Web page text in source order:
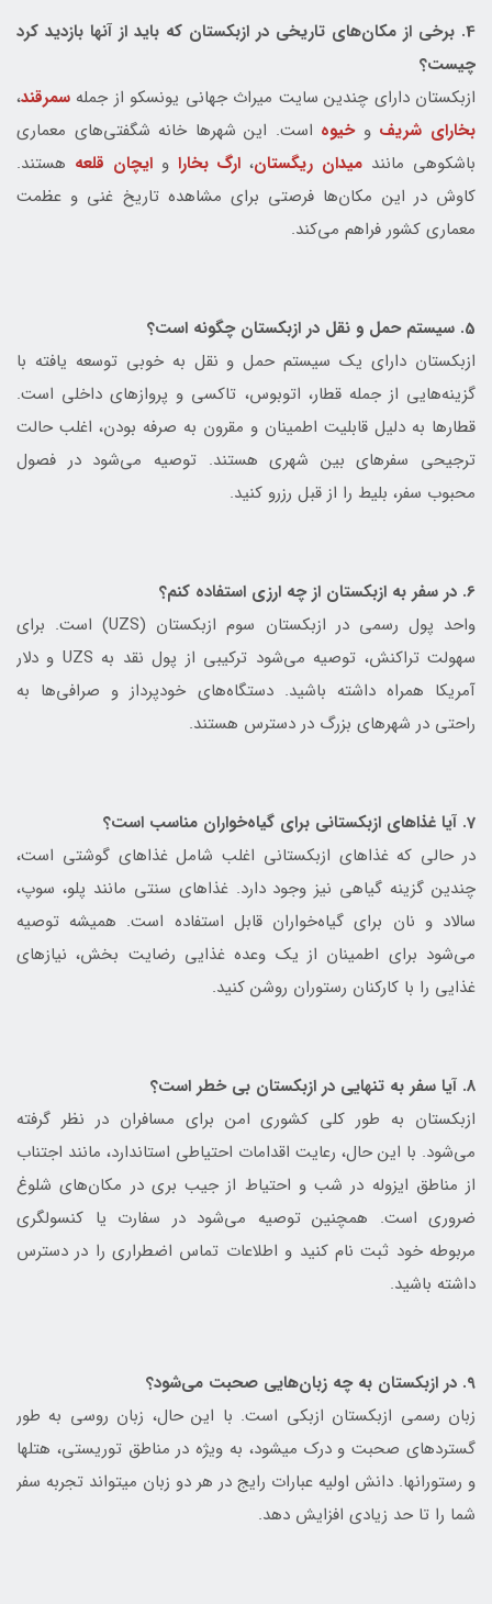
4. برخی از مکان‌های تاریخی در ازبکستان که باید از آنها بازدید کرد
چیست؟
ازبکستان دارای چندین سایت میراث جهانی یونسکو از جمله سمرقند،
بخارای شریف وخیوه است. این شهرها خانه شگفتی‌های معماری
باشکوهی مانند میدان ریگستان، ارگ بخاراوایچان قلعه هستند.
کاوش در این مکان‌ها فرصتی برای مشاهده تاریخ غنی و عظمت
معماری کشور فراهم می‌کند.
5. سیستم حمل و نقل در ازبکستان چگونه است؟
ازبکستان دارای یک سیستم حمل و نقل به خوبی توسعه یافته با
گزینه‌هایی از جمله قطار، اتوبوس، تاکسی و پروازهای داخلی است.
قطارها به دلیل قابلیت اطمینان و مقرون به صرفه بودن، اغلب حالت
ترجیحی سفرهای بین شهری هستند. توصیه می‌شود در فصول
محبوب سفر، بلیط را از قبل رزرو کنید.
6. در سفر به ازبکستان از چه ارزی استفاده کنم؟
واحد پول رسمی در ازبکستان سوم ازبکستان (UZS) است. برای
سهولت تراکنش، توصیه می‌شود ترکیبی از پول نقد به UZS و دلار
آمریکا همراه داشته باشید. دستگاه‌های خودپرداز و صرافی‌ها به
راحتی در شهرهای بزرگ در دسترس هستند.
7. آیا غذاهای ازبکستانی برای گیاه‌خواران مناسب است؟
در حالی که غذاهای ازبکستانی اغلب شامل غذاهای گوشتی است،
چندین گزینه گیاهی نیز وجود دارد. غذاهای سنتی مانند پلو، سوپ،
سالاد و نان برای گیاه‌خواران قابل استفاده است. همیشه توصیه
می‌شود برای اطمینان از یک وعده غذایی رضایت بخش، نیازهای
غذایی را با کارکنان رستوران روشن کنید.
8. آیا سفر به تنهایی در ازبکستان بی خطر است؟
ازبکستان به طور کلی کشوری امن برای مسافران در نظر گرفته
می‌شود. با این حال، رعایت اقدامات احتیاطی استاندارد، مانند اجتناب
از مناطق ایزوله در شب و احتیاط از جیب بری در مکان‌های شلوغ
ضروری است. همچنین توصیه می‌شود در سفارت یا کنسولگری
مربوطه خود ثبت نام کنید و اطلاعات تماس اضطراری را در دسترس
داشته باشید.
9. در ازبکستان به چه زبان‌هایی صحبت می‌شود؟
زبان رسمی ازبکستان ازبکی است. با این حال، زبان روسی به طور
گسترده‎ای صحبت و درک می‎شود، به ویژه در مناطق توریستی، هتل‎ها
و رستوران‎ها. دانش اولیه عبارات رایج در هر دو زبان می‎تواند تجربه سفر
شما را تا حد زیادی افزایش دهد.